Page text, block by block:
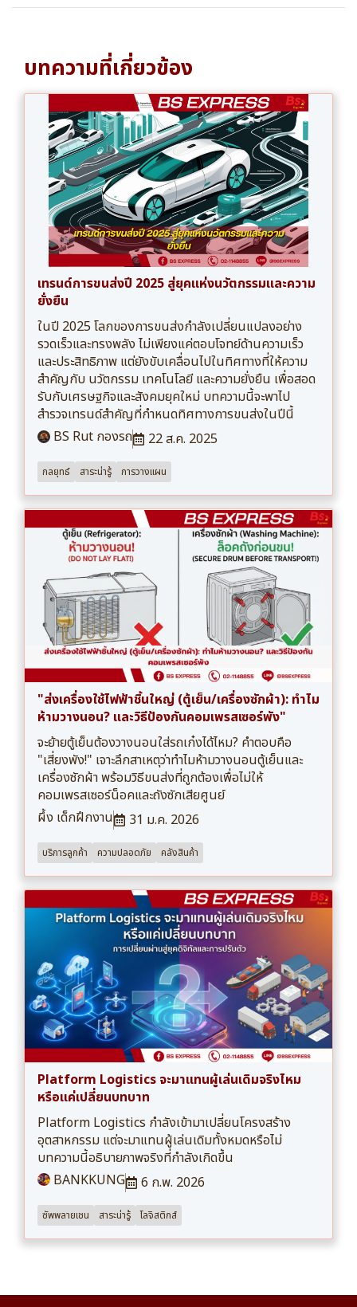
บทความที่เกี่ยวข้อง
เทรนด์การขนส่งปี 2025 สู่ยุคแห่งนวัตกรรมและความ
ยั่งยืน
ในปี 2025 โลกของการขนส่งกำลังเปลี่ยนแปลงอย่าง
รวดเร็วและทรงพลัง ไม่เพียงแค่ตอบโจทย์ด้านความเร็ว
และประสิทธิภาพ แต่ยังขับเคลื่อนไปในทิศทางที่ให้ความ
สำคัญกับ นวัตกรรม เทคโนโลยี และความยั่งยืน เพื่อสอด
รับกับเศรษฐกิจและสังคมยุคใหม่ บทความนี้จะพาไป
สำรวจเทรนด์สำคัญที่กำหนดทิศทางการขนส่งในปีนี้
BS Rut กองรถ
22 ส.ค. 2025
กลยุทธ์ สาระน่ารู้ การวางแผน
"ส่งเครื่องใช้ไฟฟ้าชิ้นใหญ่ (ตู้เย็น/เครื่องซักผ้า): ทำไม
ห้ามวางนอน? และวิธีป้องกันคอมเพรสเซอร์พัง"
จะย้ายตู้เย็นต้องวางนอนใส่รถเก๋งได้ไหม? คำตอบคือ
"เสี่ยงพัง!" เจาะลึกสาเหตุว่าทำไมห้ามวางนอนตู้เย็นและ
เครื่องซักผ้า พร้อมวิธีขนส่งที่ถูกต้องเพื่อไม่ให้
คอมเพรสเซอร์น็อคและถังซักเสียศูนย์
ผึ้ง เด็กฝึกงาน
31 ม.ค. 2026
บริการลูกค้า ความปลอดภัย คลังสินค้า
Platform Logistics จะมาแทนผู้เล่นเดิมจริงไหม
หรือแค่เปลี่ยนบทบาท
Platform Logistics กำลังเข้ามาเปลี่ยนโครงสร้าง
อุตสาหกรรม แต่จะมาแทนผู้เล่นเดิมทั้งหมดหรือไม่
บทความนี้อธิบายภาพจริงที่กำลังเกิดขึ้น
BANKKUNG
6 ก.พ. 2026
ซัพพลายเชน สาระน่ารู้ โลจิสติกส์